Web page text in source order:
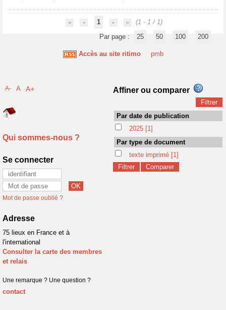
1
(1 - 1 / 1)
Par page :
25 50 100 200
Accès au site ritimo pmb
A- A A+
Qui sommes-nous ?
Se connecter
Mot de passe oublié ?
Adresse
75 lieux en France et à
l'international
Consulter la carte des membres
et relais
Une remarque ? Une question ?
contact
Affiner ou comparer
Par date de publication
2025 [1]
Par type de document
texte imprimé [1]